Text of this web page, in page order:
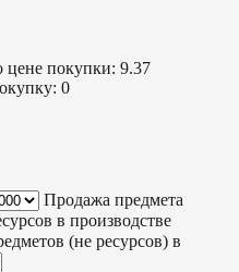
цене покупки: 9.37
0
Продажа предмета
в производстве
(не ресурсов) в